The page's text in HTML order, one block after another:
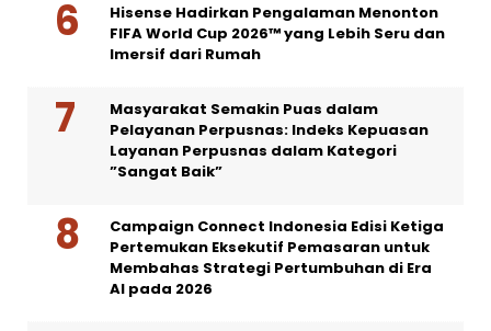
Hisense Hadirkan Pengalaman Menonton
FIFA World Cup 2026™ yang Lebih Seru dan
Imersif dari Rumah
Masyarakat Semakin Puas dalam
Pelayanan Perpusnas: Indeks Kepuasan
Layanan Perpusnas dalam Kategori
”Sangat Baik”
Campaign Connect Indonesia Edisi Ketiga
Pertemukan Eksekutif Pemasaran untuk
Membahas Strategi Pertumbuhan di Era
AI pada 2026